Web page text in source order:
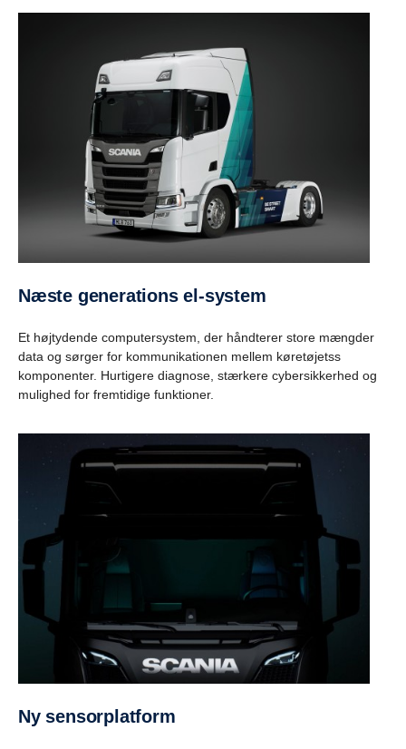
Næste generations el-system
Et højtydende computersystem, der håndterer store mængder
data og sørger for kommunikationen mellem køretøjetss
komponenter. Hurtigere diagnose, stærkere cybersikkerhed og
mulighed for fremtidige funktioner.
Ny sensorplatform